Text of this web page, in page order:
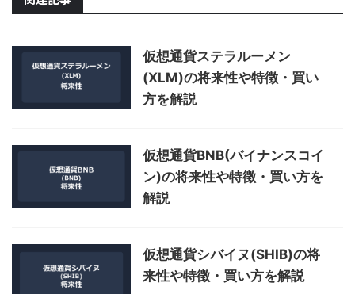
仮想通貨ステラルーメン
(XLM)の将来性や特徴・買い
方を解説
仮想通貨BNB(バイナンスコイ
ン)の将来性や特徴・買い方を
解説
仮想通貨シバイヌ(SHIB)の将
来性や特徴・買い方を解説